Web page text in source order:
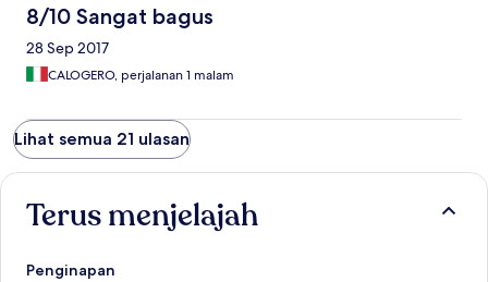
8/10 Sangat bagus
28 Sep 2017
CALOGERO, perjalanan 1 malam
Lihat semua 21 ulasan
Terus menjelajah
Penginapan